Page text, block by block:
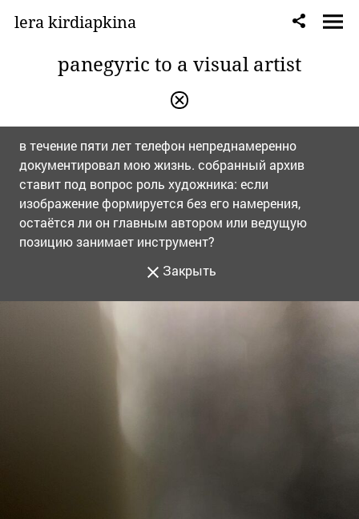
lera kirdiapkina
panegyric to a visual artist
в течение пяти лет телефон непреднамеренно
документировал мою жизнь. собранный архив
ставит под вопрос роль художника: если
изображение формируется без его намерения,
остаётся ли он главным автором или ведущую
позицию занимает инструмент?
Закрыть